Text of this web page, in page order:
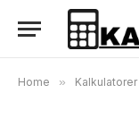
Home » Kalkulatorer